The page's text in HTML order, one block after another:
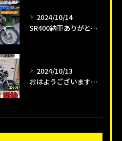
2024/10/14
SR400納車ありがとうございます😊
2024/10/13
おはようございます😊タイガーオートインスタクラブです🛵